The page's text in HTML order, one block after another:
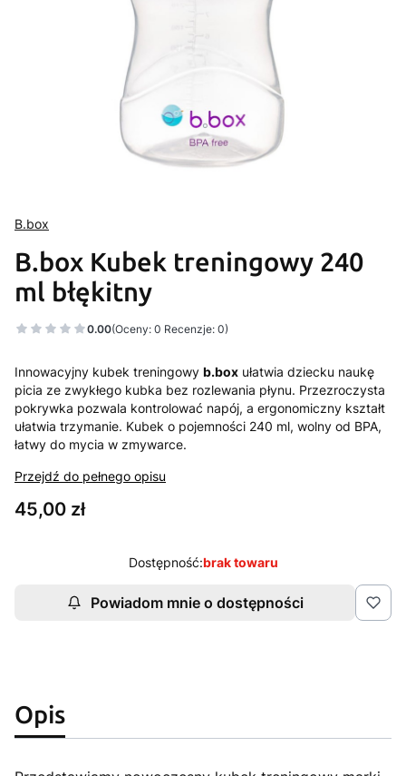
B.box
B.box Kubek treningowy 240
ml błękitny
0.00(Oceny: 0 Recenzje: 0)
Innowacyjny kubek treningowy b.box ułatwia dziecku naukę
picia ze zwykłego kubka bez rozlewania płynu. Przezroczysta
pokrywka pozwala kontrolować napój, a ergonomiczny kształt
ułatwia trzymanie. Kubek o pojemności 240 ml, wolny od BPA,
łatwy do mycia w zmywarce.
Przejdź do pełnego opisu
Cena
45,00 zł
Dostępność:brak towaru
Powiadom mnie o dostępności
Opis